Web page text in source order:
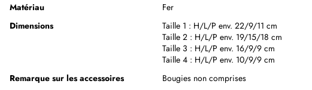
Matériau
Fer
Dimensions
Taille 1 : H/L/P env. 22/9/11 cm
Taille 2 : H/L/P env. 19/15/18 cm
Taille 3 : H/L/P env. 16/9/9 cm
Taille 4 : H/L/P env. 10/9/9 cm
Remarque sur les accessoires
Bougies non comprises